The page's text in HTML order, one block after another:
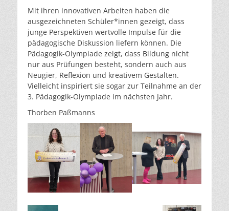
Mit ihren innovativen Arbeiten haben die
ausgezeichneten Schüler*innen gezeigt, dass
junge Perspektiven wertvolle Impulse für die
pädagogische Diskussion liefern können. Die
Pädagogik-Olympiade zeigt, dass Bildung nicht
nur aus Prüfungen besteht, sondern auch aus
Neugier, Reflexion und kreativem Gestalten.
Vielleicht inspiriert sie sogar zur Teilnahme an der
3. Pädagogik-Olympiade im nächsten Jahr.
Thorben Paßmanns